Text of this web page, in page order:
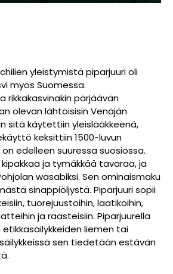
yleistymistä piparjuuri oli
myös Suomessa.
rikkakasvinakin pärjäävän
olevan lähtöisisin Venäjän
sitä käytettiin yleislääkkeenä,
keksittiin 1500-luvun
edelleen suuressa suosiossa.
ja tymäkkää tavaraa, ja
wasabiksi. Sen ominaismaku
sinappiöljystä. Piparjuuri sopii
tuorejuustoihin, laatikoihin,
ja raasteisiin. Piparjuurella
liemen tai
sen tiedetään estävän